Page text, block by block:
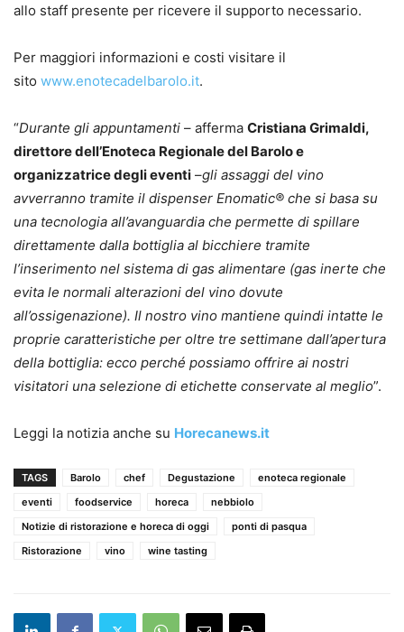
allo staff presente per ricevere il supporto necessario.
Per maggiori informazioni e costi visitare il
sito www.enotecadelbarolo.it.
“Durante gli appuntamenti – afferma Cristiana Grimaldi,
direttore dell’Enoteca Regionale del Barolo e
organizzatrice degli eventi –gli assaggi del vino
avverranno tramite il dispenser Enomatic® che si basa su
una tecnologia all’avanguardia che permette di spillare
direttamente dalla bottiglia al bicchiere tramite
l’inserimento nel sistema di gas alimentare (gas inerte che
evita le normali alterazioni del vino dovute
all’ossigenazione). Il nostro vino mantiene quindi intatte le
proprie caratteristiche per oltre tre settimane dall’apertura
della bottiglia: ecco perché possiamo offrire ai nostri
visitatori una selezione di etichette conservate al meglio”.
Leggi la notizia anche su Horecanews.it
TAGS Barolo chef Degustazione
enoteca regionale
eventi
foodservice horeca
nebbiolo
Notizie di ristorazione e horeca di oggi
ponti di pasqua
Ristorazione
vino wine tasting